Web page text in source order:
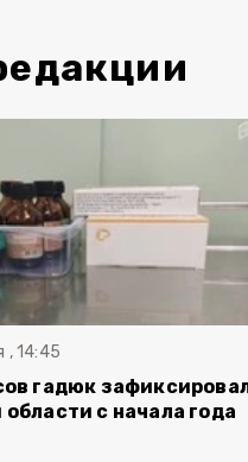
, 14:45
гадюк
с начала года